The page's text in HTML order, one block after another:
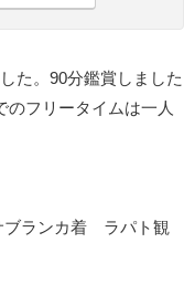
た。90分鑑賞しました
のフリータイムは一人
ランカ着 ラパト観